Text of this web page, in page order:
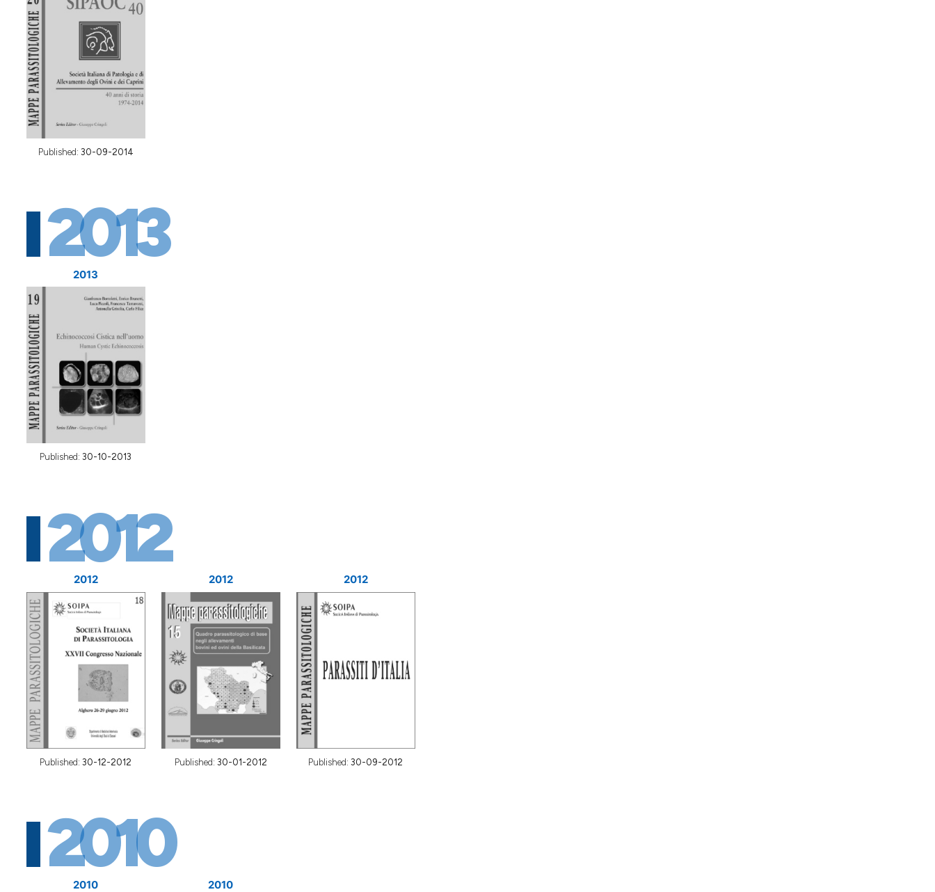
Published: 30-09-2014
2013
2013
Published: 30-10-2013
2012
2012
Published: 30-12-2012
2012
Published: 30-01-2012
2012
Published: 30-09-2012
2010
2010 2010